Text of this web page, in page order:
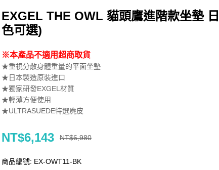
EXGEL THE OWL 貓頭鷹進階款坐墊
色可選)
※本產品不適用超商取貨
★重視分散身體重量的平面坐墊
★日本製造原裝進口
★獨家研發EXGEL材質
★輕薄方便使用
★ULTRASUEDE特選麂皮
NT$6,143 NT$6,980
商品編號: EX-OWT11-BK